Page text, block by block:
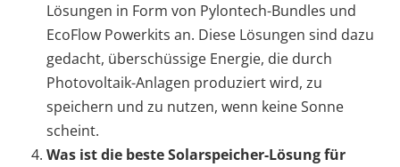
Lösungen in Form von Pylontech-Bundles und
EcoFlow Powerkits an. Diese Lösungen sind dazu
gedacht, überschüssige Energie, die durch
Photovoltaik-Anlagen produziert wird, zu
speichern und zu nutzen, wenn keine Sonne
scheint.
Was ist die beste Solarspeicher-Lösung für